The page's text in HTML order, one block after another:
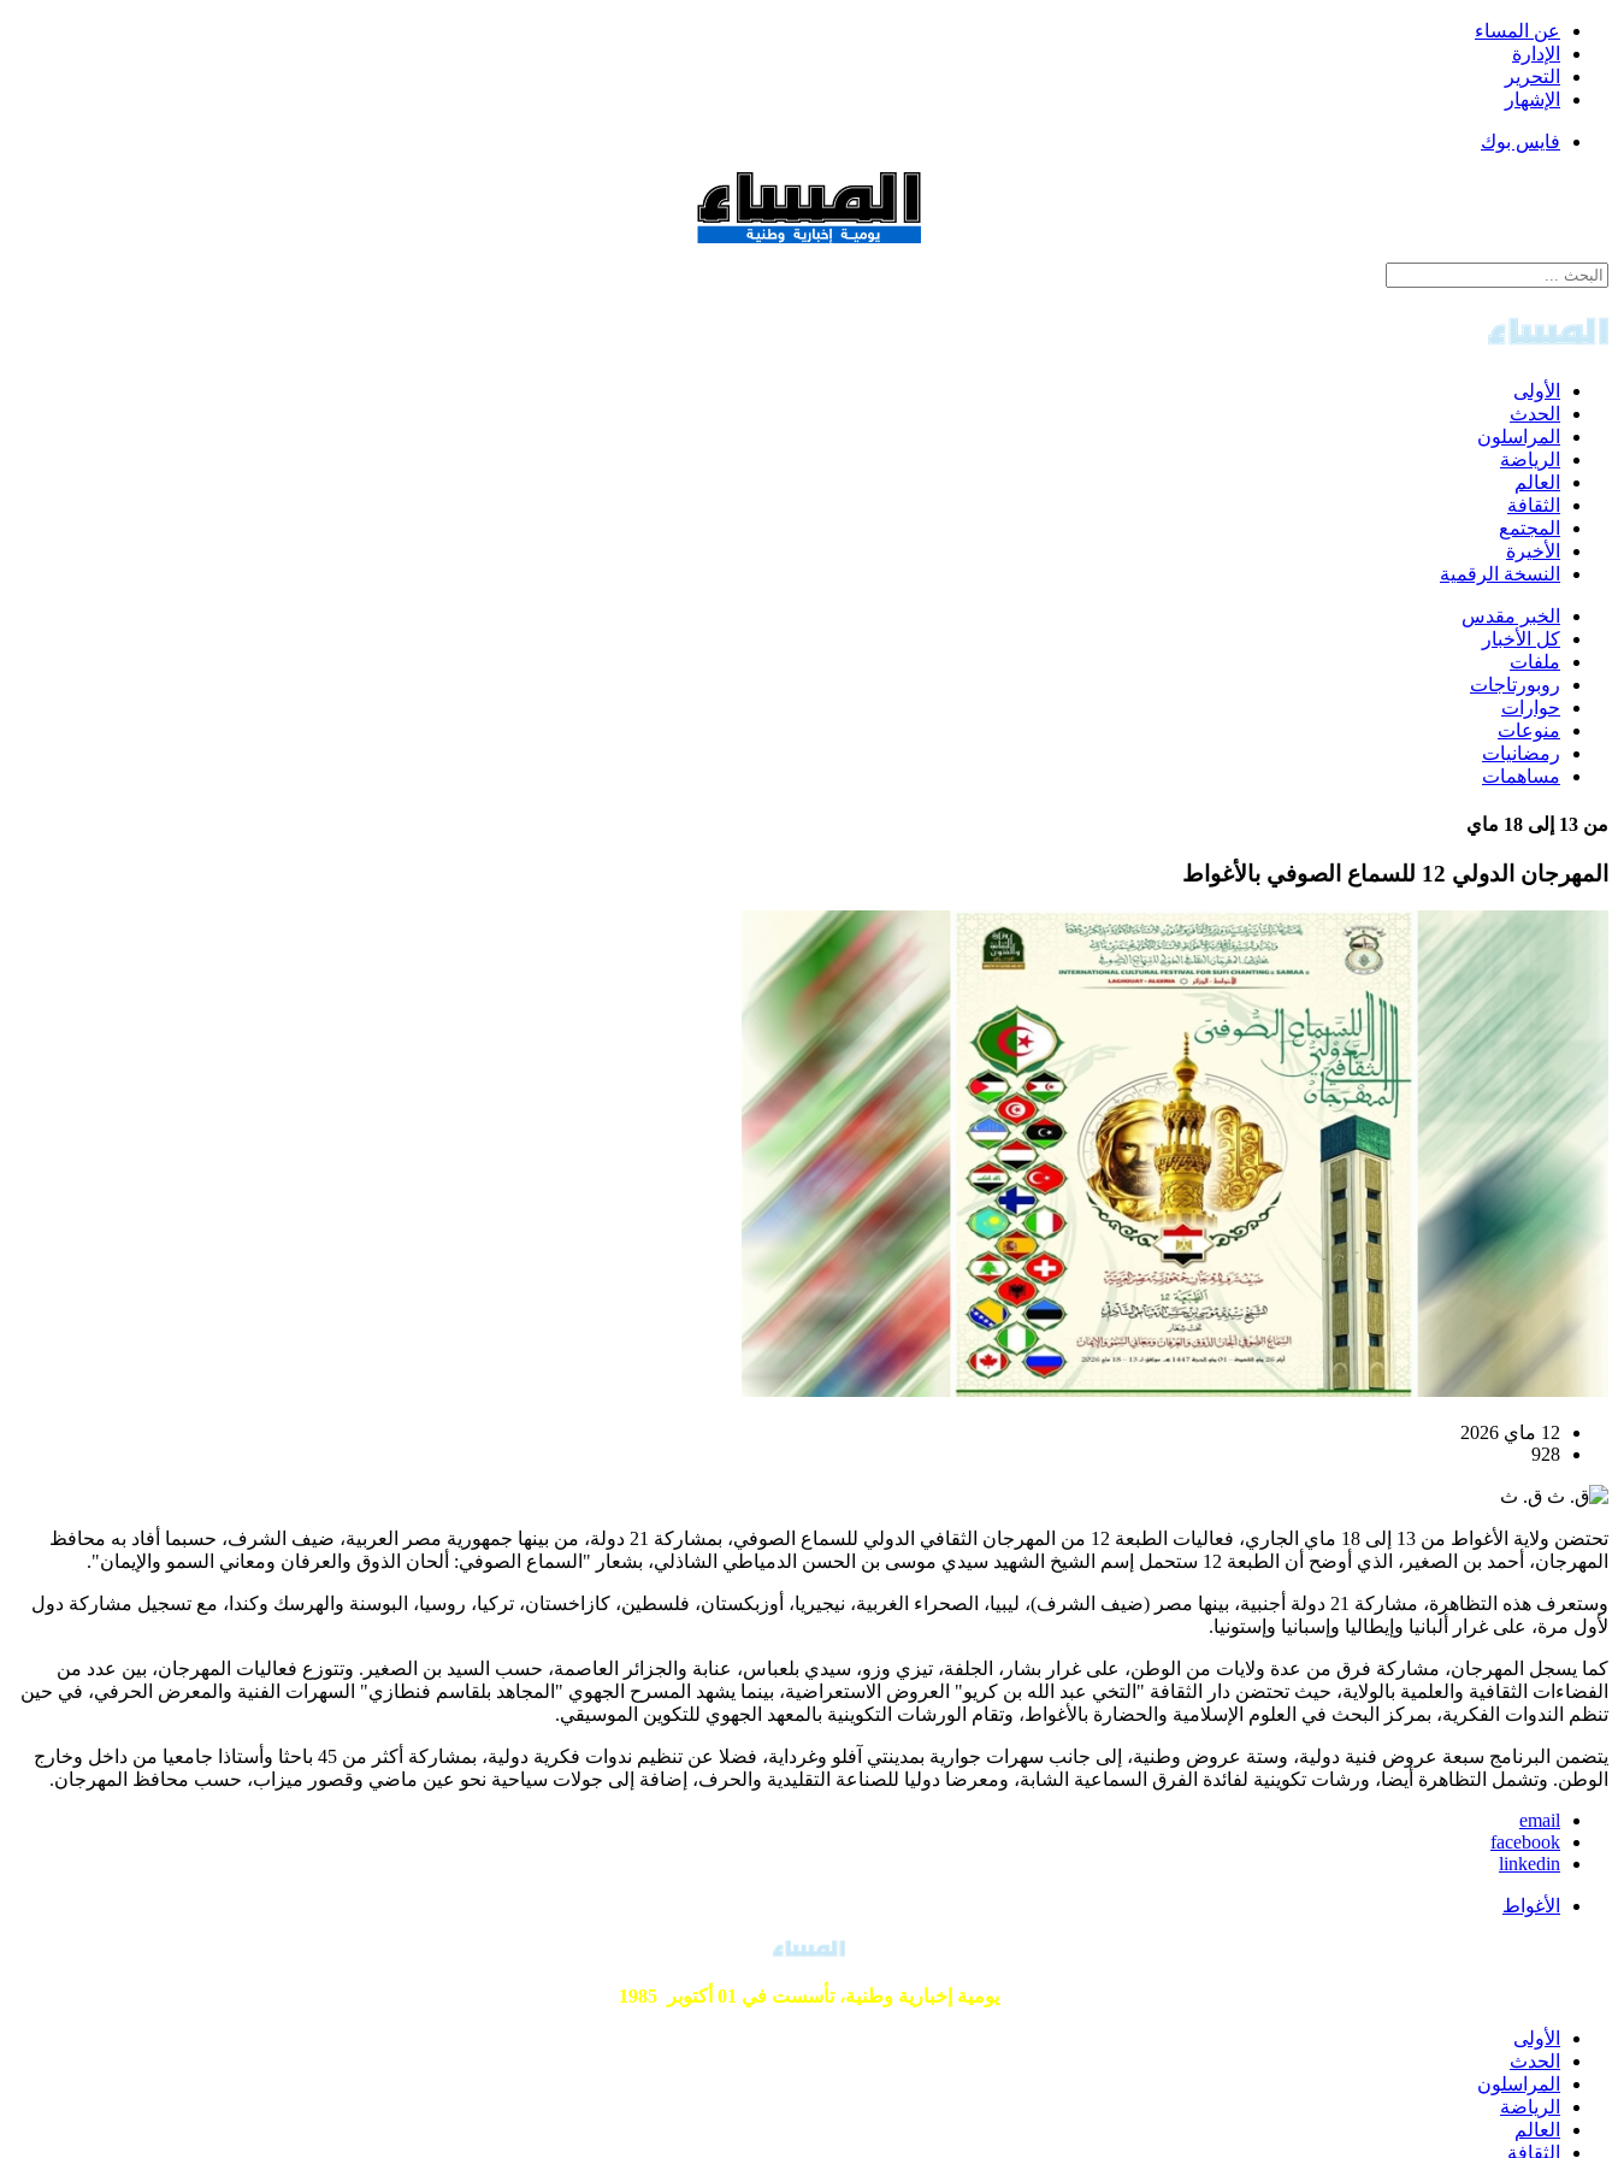
عن المساء
الإدارة
التحرير
الإشهار
فايس بوك
الأولى
الحدث
المراسلون
الرياضة
العالم
الثقافة
المجتمع
الأخيرة
النسخة الرقمية
الخبر مقدس
كل الأخبار
ملفات
روبورتاجات
حوارات
منوعات
رمضانيات
مساهمات
من 13 إلى 18 ماي
المهرجان الدولي 12 للسماع الصوفي بالأغواط
12 ماي 2026
928
ق. ث
تحتضن ولاية الأغواط من 13 إلى 18 ماي الجاري، فعاليات الطبعة 12 من المهرجان الثقافي الدولي للسماع الصوفي، بمشاركة 21 دولة، من بينها جمهورية مصر العربية، ضيف الشرف، حسبما أفاد به محافظ
المهرجان، أحمد بن الصغير، الذي أوضح أن الطبعة 12 ستحمل إسم الشيخ الشهيد سيدي موسى بن الحسن الدمياطي الشاذلي، بشعار "السماع الصوفي: ألحان الذوق والعرفان ومعاني السمو والإيمان".
وستعرف هذه التظاهرة، مشاركة 21 دولة أجنبية، بينها مصر (ضيف الشرف)، ليبيا، الصحراء الغربية، نيجيريا، أوزبكستان، فلسطين، كازاخستان، تركيا، روسيا، البوسنة والهرسك وكندا، مع تسجيل مشاركة دول
لأول مرة، على غرار ألبانيا وإيطاليا وإسبانيا وإستونيا.
كما يسجل المهرجان، مشاركة فرق من عدة ولايات من الوطن، على غرار بشار، الجلفة، تيزي وزو، سيدي بلعباس، عنابة والجزائر العاصمة، حسب السيد بن الصغير. وتتوزع فعاليات المهرجان، بين عدد من
الفضاءات الثقافية والعلمية بالولاية، حيث تحتضن دار الثقافة "التخي عبد الله بن كريو" العروض الاستعراضية، بينما يشهد المسرح الجهوي "المجاهد بلقاسم فنطازي" السهرات الفنية والمعرض الحرفي، في حين
تنظم الندوات الفكرية، بمركز البحث في العلوم الإسلامية والحضارة بالأغواط، وتقام الورشات التكوينية بالمعهد الجهوي للتكوين الموسيقي.
يتضمن البرنامج سبعة عروض فنية دولية، وستة عروض وطنية، إلى جانب سهرات جوارية بمدينتي آفلو وغرداية، فضلا عن تنظيم ندوات فكرية دولية، بمشاركة أكثر من 45 باحثا وأستاذا جامعيا من داخل وخارج
الوطن. وتشمل التظاهرة أيضا، ورشات تكوينية لفائدة الفرق السماعية الشابة، ومعرضا دوليا للصناعة التقليدية والحرف، إضافة إلى جولات سياحية نحو عين ماضي وقصور ميزاب، حسب محافظ المهرجان.
email
facebook
linkedin
الأغواط
يومية إخبارية وطنية،تأسست في 01 أكتوبر 1985
الأولى
الحدث
المراسلون
الرياضة
العالم
الثقافة